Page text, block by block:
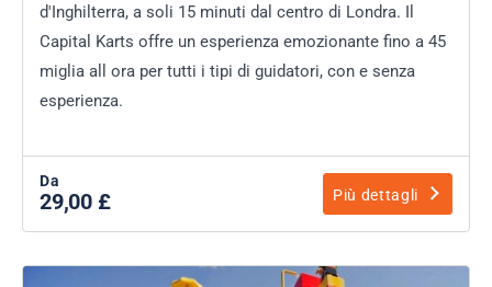
d'Inghilterra, a soli 15 minuti dal centro di Londra. Il
Capital Karts offre un esperienza emozionante fino a 45
miglia all ora per tutti i tipi di guidatori, con e senza
esperienza.
Da
29,00 £ Più dettagli